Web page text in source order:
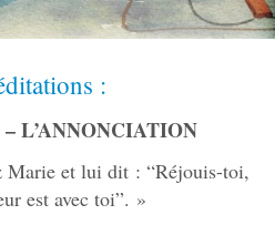
:
– L’ANNONCIATION
Marie et lui dit : “Réjouis-toi,
est avec toi”. »